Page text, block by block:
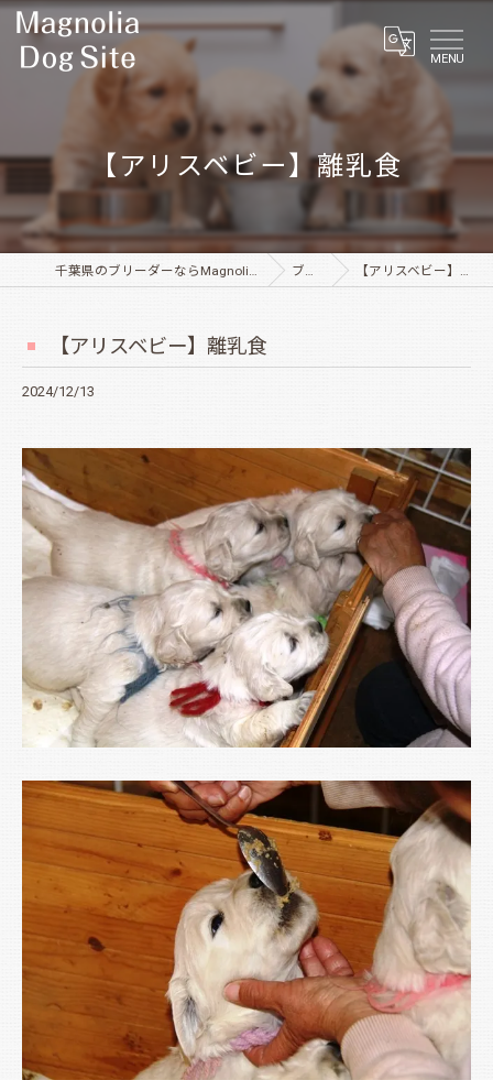
MENU
【アリスベビー】離乳食
千葉県のブリーダーならMagnolia Dog Site ブログ 【アリスベビー】離乳食
【アリスベビー】離乳食
2024/12/13